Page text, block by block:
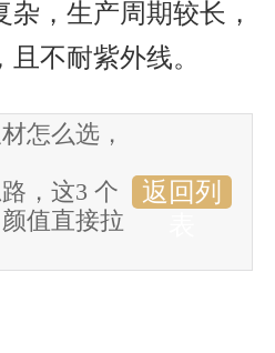
，生产周期较长，
不耐紫外线。
怎么选，
，这3 个
值直接拉
返回列